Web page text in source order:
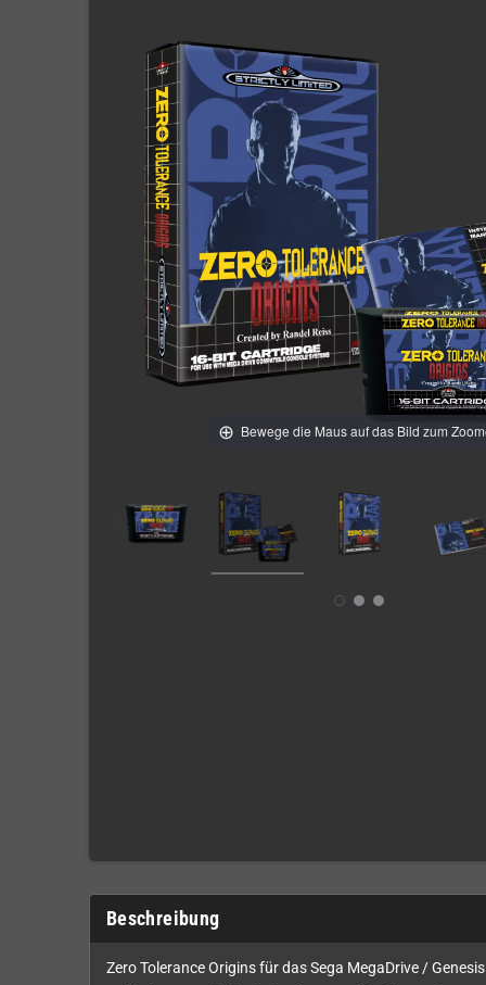
Bewege die Maus auf das Bild zum
Beschreibung
Zero Tolerance Origins für das Sega MegaDrive /